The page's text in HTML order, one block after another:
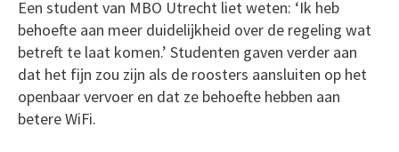
Een student van MBO Utrecht liet weten: ‘Ik heb
behoefte aan meer duidelijkheid over de regeling wat
betreft te laat komen.’ Studenten gaven verder aan
dat het fijn zou zijn als de roosters aansluiten op het
openbaar vervoer en dat ze behoefte hebben aan
betere WiFi.